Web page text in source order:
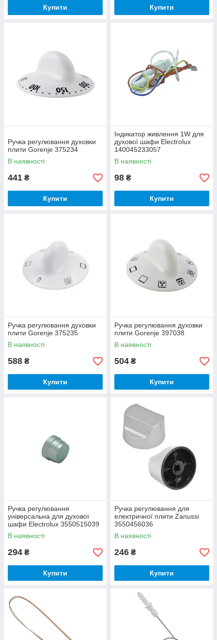
Купити Купити
Ручка регулювання духовки
плити Gorenje 375234
В наявності
441 ₴
Купити
Індикатор живлення 1W для
духової шафи Electrolux
140045233057
В наявності
98 ₴
Купити
Ручка регулювання духовки
плити Gorenje 375235
В наявності
588 ₴
Купити
Ручка регулювання духовки
плити Gorenje 397038
В наявності
504 ₴
Купити
Ручка регулювання
універсальна для духової
шафи Electrolux 3550515039
В наявності
294 ₴
Купити
Ручка регулювання для
електричної плити Zanussi
3550456036
В наявності
246 ₴
Купити